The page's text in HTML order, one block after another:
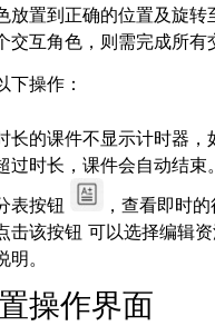
放置到正确的位置及旋
交互角色，则需完成所有
下操作：
长的课件不显示计时器
过时长，课件会自动结束。
表按钮
，查看即时的
击该按钮 可以选择编辑
明。
操作界面